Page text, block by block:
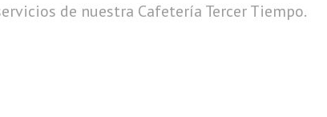
de nuestra Cafetería Tercer Tiempo.